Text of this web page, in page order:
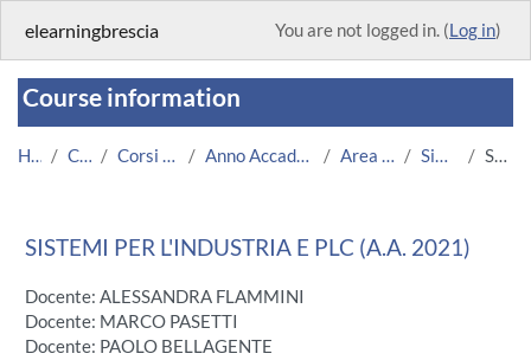
elearningbrescia You are not logged in. (Log in)
Course information
Home Courses Corsi Istituzionali Anno Accademico 2021/2022 Area Ingegneria SiPLC 2021 Summary
SISTEMI PER L'INDUSTRIA E PLC (A.A. 2021)
Docente: ALESSANDRA FLAMMINI
Docente: MARCO PASETTI
Docente: PAOLO BELLAGENTE